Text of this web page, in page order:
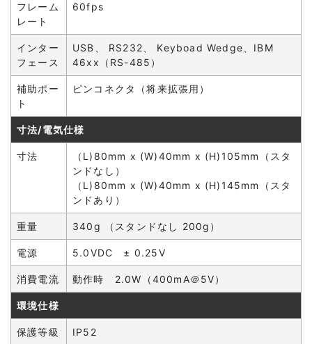
フレーム
レート
60fps
インター
フェース
USB、 RS232、 Keyboad Wedge、IBM
46xx（RS-485）
補助ポー
ト
ピンコネクタ（将来拡張用）
寸法/電気仕様
寸法
（L)80mm x (W)40mm x (H)105mm（スタ
ンドなし）
（L)80mm x (W)40mm x (H)145mm（スタ
ンドあり）
重量 340g （スタンドなし 200g）
電源 5.0VDC ± 0.25V
消費電流 動作時 2.0W（400mA＠5V）
環境仕様
保護等級 IP52